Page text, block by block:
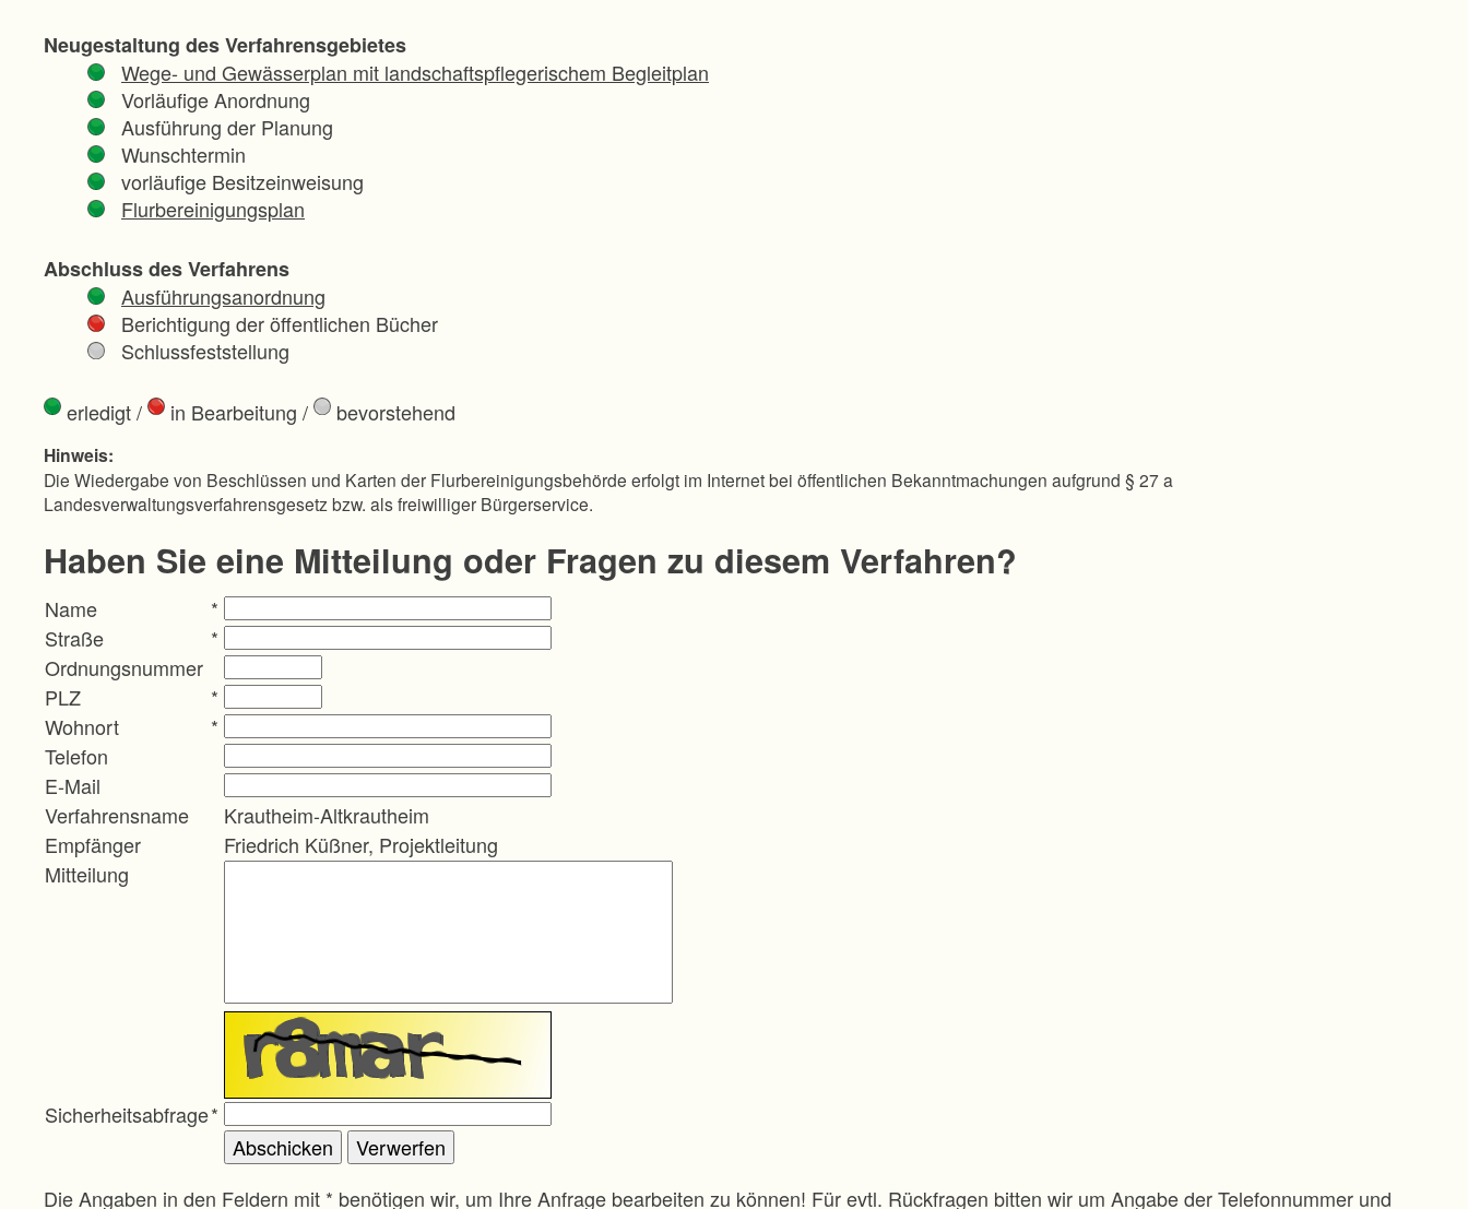
Neugestaltung des Verfahrensgebietes
Wege- und Gewässerplan mit landschaftspflegerischem Begleitplan
Vorläufige Anordnung
Ausführung der Planung
Wunschtermin
vorläufige Besitzeinweisung
Flurbereinigungsplan
Abschluss des Verfahrens
Ausführungsanordnung
Berichtigung der öffentlichen Bücher
Schlussfeststellung
erledigt/ in Bearbeitung / bevorstehend
Hinweis:
Die Wiedergabe von Beschlüssen und Karten der Flurbereinigungsbehörde erfolgt im Internet bei öffentlichen Bekanntmachungen aufgrund § 27 a
Landesverwaltungsverfahrensgesetz bzw. als freiwilliger Bürgerservice.
Haben Sie eine Mitteilung oder Fragen zu diesem Verfahren?
Name
*
Straße
*
Ordnungsnummer
PLZ
*
Wohnort
*
Telefon
E-Mail
Verfahrensname
Krautheim-Altkrautheim
Empfänger
Friedrich Küßner, Projektleitung
Mitteilung
Sicherheitsabfrage*
Die Angaben in den Feldern mit * benötigen wir, um Ihre Anfrage bearbeiten zu können! Für evtl. Rückfragen bitten wir um Angabe der Telefonnummer und